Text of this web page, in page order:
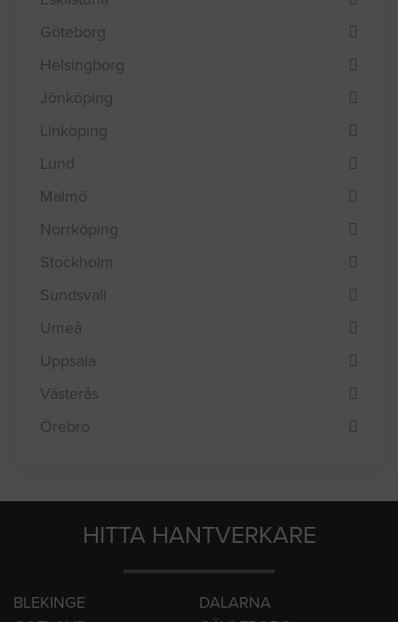
Borås
Eskilstuna
Göteborg
Helsingborg
Jönköping
Linköping
Lund
Malmö
Norrköping
Stockholm
Sundsvall
Umeå
Uppsala
Örebro
HITTA HANTVERKARE